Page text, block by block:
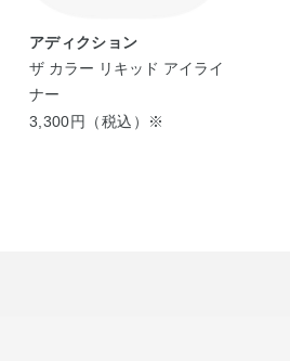
アディクション
ザ カラー リキッド アイライ
ナー
3,300円（税込）※